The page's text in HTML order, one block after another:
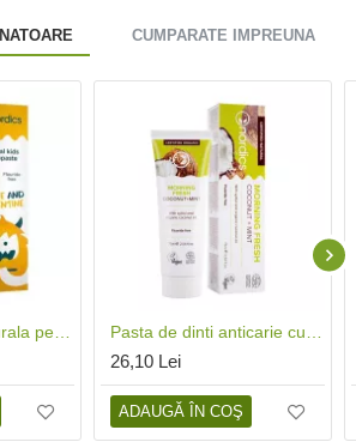
CUMPARATE IMPREUNA
26,10 Lei
ADAUGĂ ÎN COŞ